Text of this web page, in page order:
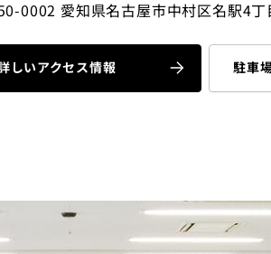
0002 愛知県名古屋市中村区名駅4
しいアクセス情報 駐車